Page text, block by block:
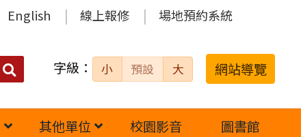
English 線上報修 場地預約系統
搜
字級： 小 預設 大 網站導覽
其他單位 校園影音
圖書館